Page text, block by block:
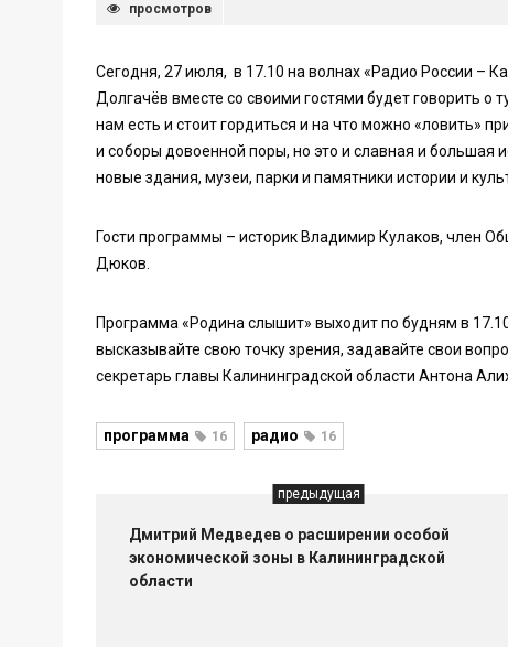
просмотров
Сегодня, 27 июля, в 17.10 на волнах «Радио России –
Долгачёв вместе со своими гостями будет говорить о
нам есть и стоит гордиться и на что можно «ловить»
и соборы довоенной поры, но это и славная и большая
новые здания, музеи, парки и памятники истории и
Гости программы – историк Владимир Кулаков, член
Дюков.
Программа «Родина слышит» выходит по будням в
высказывайте свою точку зрения, задавайте свои
секретарь главы Калининградской области Антона
программа 16 радио 16
предыдущая
Дмитрий Медведев о расширении особой
экономической зоны в Калининградской
области